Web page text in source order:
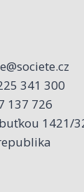
341 300
137 726
1421/